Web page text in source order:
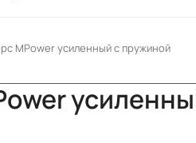
MPower усиленный с пружиной